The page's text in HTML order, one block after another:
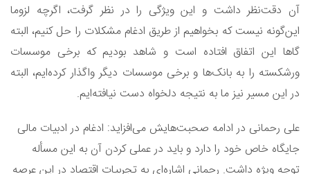
آن دقت‌نظر داشت و این ویژگی را در نظر گرفت، اگرچه لزوما
این‌گونه نیست که بخواهیم از طریق ادغام مشکلات را حل کنیم، البته
گاها این اتفاق افتاده است و شاهد بودیم که برخی موسسات
ورشکسته را به بانک‌ها و برخی موسسات دیگر واگذار کرده‌ایم، البته
در این مسیر نیز ما به نتیجه دلخواه دست نیافته‌ایم.
علی رحمانی در ادامه صحبت‌هایش می‌افزاید: ادغام در ادبیات مالی
جایگاه خاص خود را دارد و باید در عملی کردن آن به این مسأله
توجه ویژه داشت. رحمانی اشاره‌ای به تجربیات اقتصاد در این عرصه